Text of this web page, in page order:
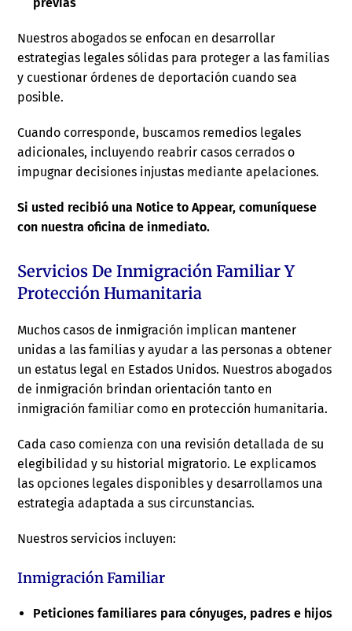
Nuestros abogados se enfocan en desarrollar
estrategias legales sólidas para proteger a las familias
y cuestionar órdenes de deportación cuando sea
posible.
Cuando corresponde, buscamos remedios legales
adicionales, incluyendo reabrir casos cerrados o
impugnar decisiones injustas mediante apelaciones.
Si usted recibió una Notice to Appear, comuníquese
con nuestra oficina de inmediato.
Servicios De Inmigración Familiar Y
Protección Humanitaria
Muchos casos de inmigración implican mantener
unidas a las familias y ayudar a las personas a obtener
un estatus legal en Estados Unidos. Nuestros abogados
de inmigración brindan orientación tanto en
inmigración familiar como en protección humanitaria.
Cada caso comienza con una revisión detallada de su
elegibilidad y su historial migratorio. Le explicamos
las opciones legales disponibles y desarrollamos una
estrategia adaptada a sus circunstancias.
Nuestros servicios incluyen:
Inmigración Familiar
Peticiones familiares para cónyuges, padres e hijos